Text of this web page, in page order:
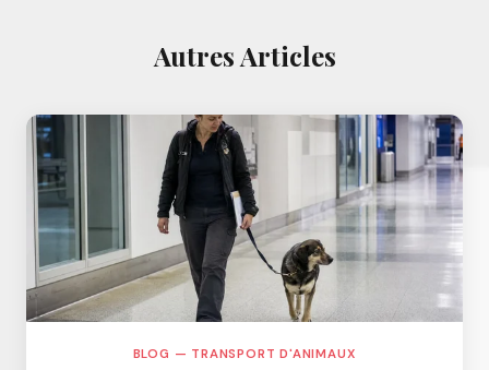
Autres Articles
BLOG — TRANSPORT D'ANIMAUX